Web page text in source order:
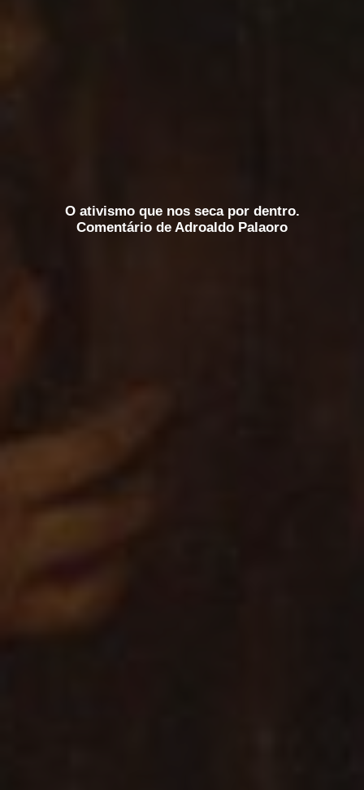
O ativismo que nos seca por dentro.
Comentário de Adroaldo Palaoro